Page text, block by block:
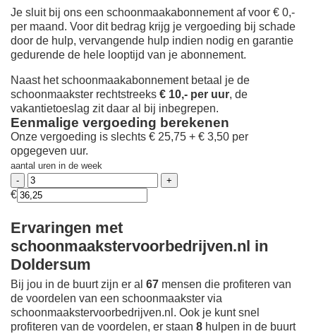
Je sluit bij ons een schoonmaakabonnement af voor € 0,-
per maand. Voor dit bedrag krijg je vergoeding bij schade
door de hulp, vervangende hulp indien nodig en garantie
gedurende de hele looptijd van je abonnement.
Naast het schoonmaakabonnement betaal je de
schoonmaakster rechtstreeks € 10,- per uur, de
vakantietoeslag zit daar al bij inbegrepen.
Eenmalige vergoeding berekenen
Onze vergoeding is slechts € 25,75 + € 3,50 per
opgegeven uur.
aantal uren in de week
€
Ervaringen met
schoonmaakstervoorbedrijven.nl in
Doldersum
Bij jou in de buurt zijn er al 67 mensen die profiteren van
de voordelen van een schoonmaakster via
schoonmaakstervoorbedrijven.nl. Ook je kunt snel
profiteren van de voordelen, er staan 8 hulpen in de buurt